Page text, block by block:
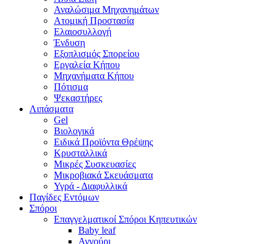
Αναλώσιμα Μηχανημάτων
Ατομική Προστασία
Ελαιοσυλλογή
Ένδυση
Εξοπλισμός Σπορείου
Εργαλεία Κήπου
Μηχανήματα Κήπου
Πότισμα
Ψεκαστήρες
Λιπάσματα
Gel
Βιολογικά
Ειδικά Προϊόντα Θρέψης
Κρυσταλλικά
Μικρές Συσκευασίες
Μικροβιακά Σκευάσματα
Υγρά - Διαφυλλικά
Παγίδες Εντόμων
Σπόροι
Επαγγελματικοί Σπόροι Κηπευτικών
Baby leaf
Αγγούρι